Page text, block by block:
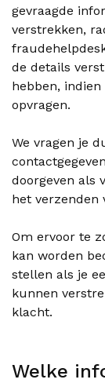
gevraagde
verstrekken,
de details
hebben, indien
opvragen.
We vragen je
doorgeven als
het verzenden
Om ervoor te
kan worden
stellen als je
kunnen
klacht.
Welke